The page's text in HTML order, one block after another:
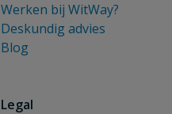
Werken bij WitWay?
Deskundig advies
Blog
Legal